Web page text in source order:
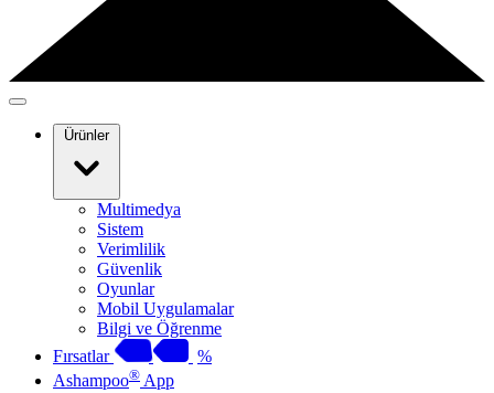
Ürünler
Multimedya
Sistem
Verimlilik
Güvenlik
Oyunlar
Mobil Uygulamalar
Bilgi ve Öğrenme
Fırsatlar
%
Ashampoo® App